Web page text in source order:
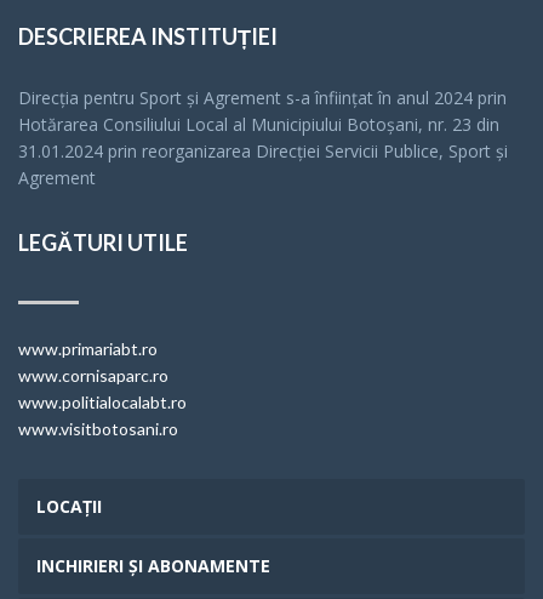
DESCRIEREA INSTITUȚIEI
Direcția pentru Sport și Agrement s-a înfiinţat în anul 2024 prin
Hotărarea Consiliului Local al Municipiului Botoșani, nr. 23 din
31.01.2024 prin reorganizarea Direcției Servicii Publice, Sport și
Agrement
LEGĂTURI UTILE
www.primariabt.ro
www.cornisaparc.ro
www.politialocalabt.ro
www.visitbotosani.ro
LOCAȚII
INCHIRIERI ȘI ABONAMENTE